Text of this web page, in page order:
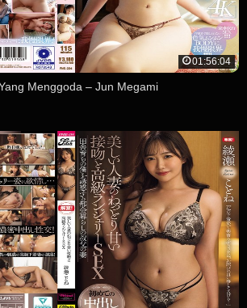
01:56:04
Menggoda – Jun Megami